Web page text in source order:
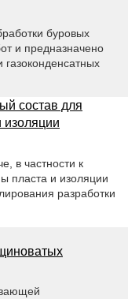
буровых
и предназначено
состав для
изоляции
в частности к
пласта и изоляции
разработки